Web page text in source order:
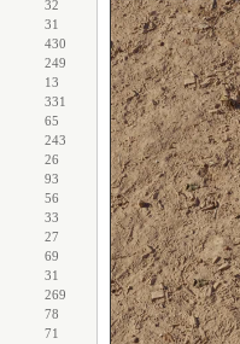
32
31
430
249
13
331
65
243
26
93
56
33
27
69
31
269
78
71